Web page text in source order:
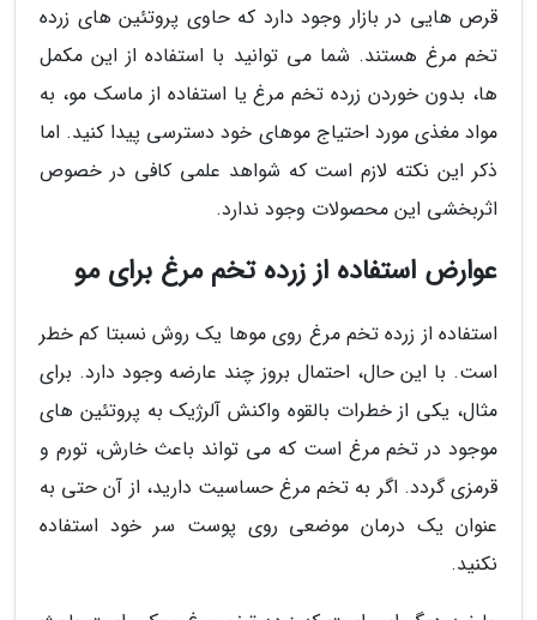
قرص هایی در بازار وجود دارد که حاوی پروتئین های زرده
تخم مرغ هستند. شما می توانید با استفاده از این مکمل
ها، بدون خوردن زرده تخم مرغ یا استفاده از ماسک مو، به
مواد مغذی مورد احتیاج موهای خود دسترسی پیدا کنید. اما
ذکر این نکته لازم است که شواهد علمی کافی در خصوص
اثربخشی این محصولات وجود ندارد.
عوارض استفاده از زرده تخم مرغ برای مو
استفاده از زرده تخم مرغ روی موها یک روش نسبتا کم خطر
است. با این حال، احتمال بروز چند عارضه وجود دارد. برای
مثال، یکی از خطرات بالقوه واکنش آلرژیک به پروتئین های
موجود در تخم مرغ است که می تواند باعث خارش، تورم و
قرمزی گردد. اگر به تخم مرغ حساسیت دارید، از آن حتی به
عنوان یک درمان موضعی روی پوست سر خود استفاده
نکنید.